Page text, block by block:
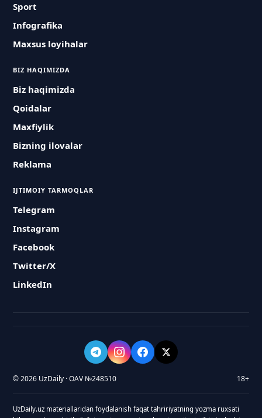
Sport
Infografika
Maxsus loyihalar
BIZ HAQIMIZDA
Biz haqimizda
Qoidalar
Maxfiylik
Bizning ilovalar
Reklama
IJTIMOIY TARMOQLAR
Telegram
Instagram
Facebook
Twitter/X
LinkedIn
© 2026 UzDaily · OAV №248510 18+
UzDaily.uz materiallaridan foydalanish faqat tahririyatning yozma ruxsati